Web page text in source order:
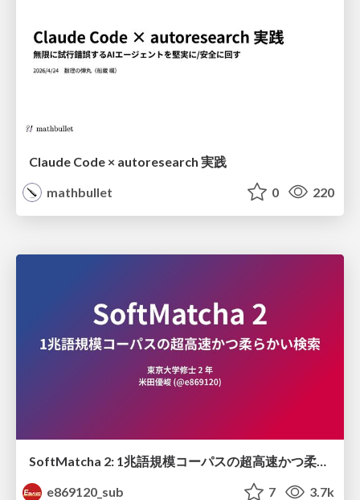
Claude Code × autoresearch 実践
mathbullet
0 220
SoftMatcha 2: 1兆語規模コーパスの超高速かつ柔らかい検索
e869120_sub
7 3.7k